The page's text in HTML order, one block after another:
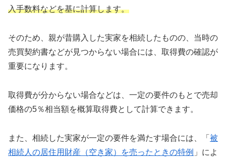
入手数料などを基に計算します。
そのため、親が昔購入した実家を相続したものの、当時の
売買契約書などが見つからない場合には、取得費の確認が
重要になります。
取得費が分からない場合などは、一定の要件のもとで売却
価格の5％相当額を概算取得費として計算できます。
また、相続した実家が一定の要件を満たす場合には、「 被
相続人の居住用財産（空き家）を売ったときの特例 」によ